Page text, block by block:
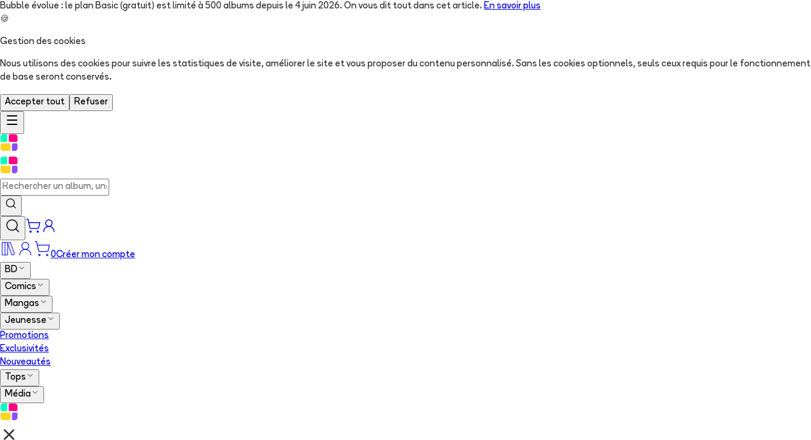
Bubble évolue : le plan Basic (gratuit) est limité à 500 albums depuis le 4 juin 2026. On vous dit tout dans cet article. En savoir plus
🍪
Gestion des cookies
Nous utilisons des cookies pour suivre les statistiques de visite, améliorer le site et vous proposer du contenu personnalisé. Sans les cookies optionnels, seuls ceux requis pour le fonctionnement
de base seront conservés.
Accepter tout Refuser
0Créer mon compte
BD
Comics
Mangas
Jeunesse
Promotions
Exclusivités
Nouveautés
Tops
Média